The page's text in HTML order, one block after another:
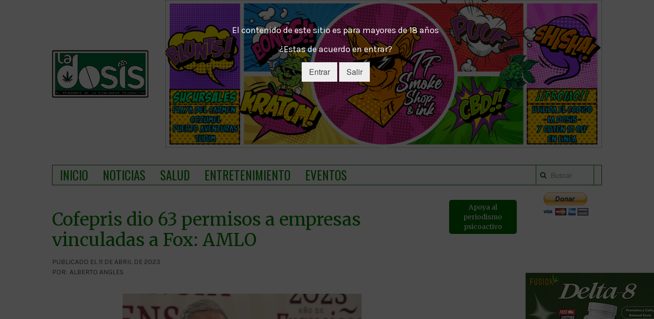
El contenido de este sitio es para mayores de 18 años
¿Estas de acuerdo en entrar?
Entrar Salir
INICIO NOTICIAS SALUD ENTRETENIMIENTO EVENTOS
Cofepris dio 63 permisos a empresas
vinculadas a Fox: AMLO
PUBLICADO EL 11 DE ABRIL DE 2023
POR: ALBERTO ANGLES
Apoya al
periodismo
psicoactivo